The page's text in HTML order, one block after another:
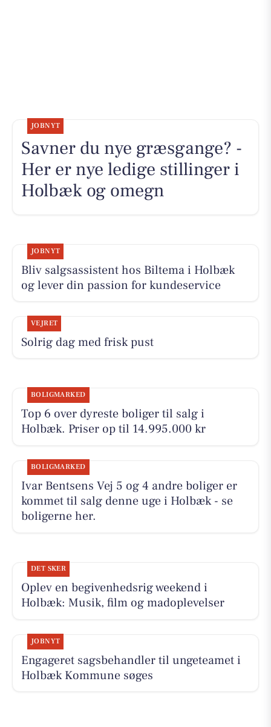
JOBNYT
Savner du nye græsgange? -
Her er nye ledige stillinger i
Holbæk og omegn
JOBNYT
Bliv salgsassistent hos Biltema i Holbæk
og lever din passion for kundeservice
VEJRET
Solrig dag med frisk pust
BOLIGMARKED
Top 6 over dyreste boliger til salg i
Holbæk. Priser op til 14.995.000 kr
BOLIGMARKED
Ivar Bentsens Vej 5 og 4 andre boliger er
kommet til salg denne uge i Holbæk - se
boligerne her.
DET SKER
Oplev en begivenhedsrig weekend i
Holbæk: Musik, film og madoplevelser
JOBNYT
Engageret sagsbehandler til ungeteamet i
Holbæk Kommune søges